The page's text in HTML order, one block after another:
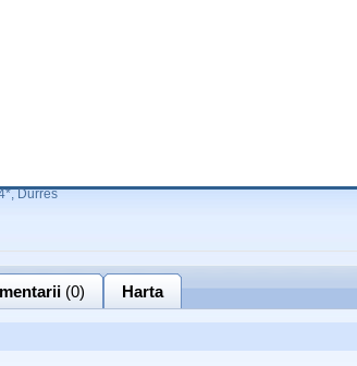
Durres
(0) Harta